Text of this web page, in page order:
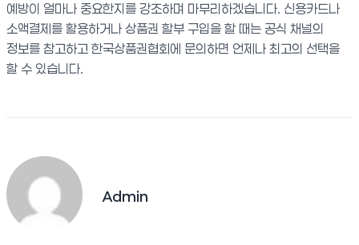
예방이 얼마나 중요한지를 강조하며 마무리하겠습니다. 신용카드나
소액결제를 활용하거나 상품권 할부 구입을 할 때는 공식 채널의
정보를 참고하고 한국상품권협회에 문의하면 언제나 최고의 선택을
할 수 있습니다.
Admin